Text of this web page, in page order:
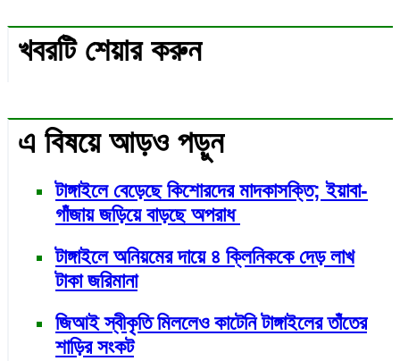
খবরটি শেয়ার করুন
এ বিষয়ে আড়ও পড়ুন
টাঙ্গাইলে বেড়েছে কিশোরদের মাদকাসক্তি; ইয়াবা-
গাঁজায় জড়িয়ে বাড়ছে অপরাধ
টাঙ্গাইলে অনিয়মের দায়ে ৪ ক্লিনিককে দেড় লাখ
টাকা জরিমানা
জিআই স্বীকৃতি মিললেও কাটেনি টাঙ্গাইলের তাঁতের
শাড়ির সংকট